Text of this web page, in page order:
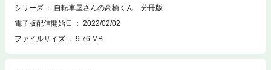
シリーズ
自転車屋さんの高橋くん 分冊版
電子版配信開始日
2022/02/02
ファイルサイズ
9.76 MB